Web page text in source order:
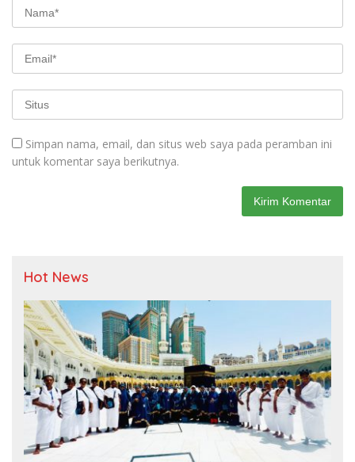
Simpan nama, email, dan situs web saya pada peramban ini
untuk komentar saya berikutnya.
Hot News